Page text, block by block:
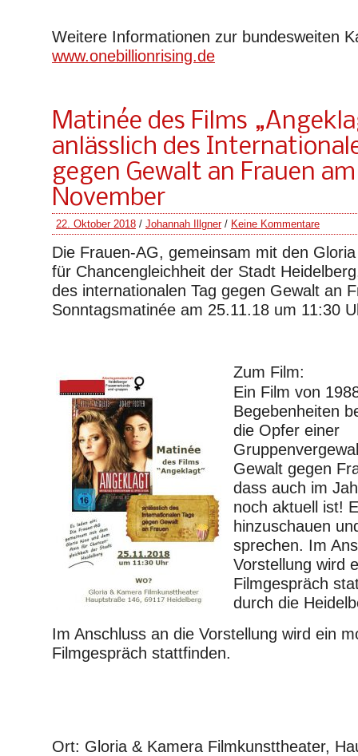
Weitere Informationen zur bundesweiten
www.onebillionrising.de
Matinée des Films
anlässlich des
gegen Gewalt an Frauen
November
22. Oktober 2018 / Johannah Illgner/ Keine Kommentare
Die Frauen-AG, gemeinsam mit den
für Chancengleichheit der Stadt
des internationalen Tag gegen Gewalt an
Sonntagsmatinée am 25.11.18 um 11:30
Zum Film:
Ein Film von
Begebenheiten
die Opfer einer
Gewalt gegen
dass auch im
noch aktuell ist!
hinzuschauen
sprechen. Im
Vorstellung wird
Filmgespräch
durch die
Im Anschluss an die Vorstellung wird ein
Filmgespräch stattfinden.
Ort: Gloria & Kamera Filmkunsttheater,